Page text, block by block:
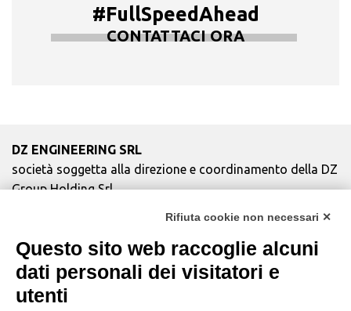
#FullSpeedAhead
CONTATTACI ORA
DZ ENGINEERING SRL
società soggetta alla direzione e coordinamento della DZ
Group Holding Srl
Policy|Credits
Copyright e Note Legali
Rifiuta cookie non necessari ✕
Questo sito web raccoglie alcuni
dati personali dei visitatori e
utenti